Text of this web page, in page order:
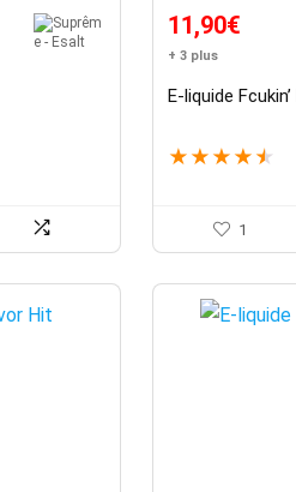
11,90€
+ 3 plus
E-liquide
★ ★ ★ ★ ★
1